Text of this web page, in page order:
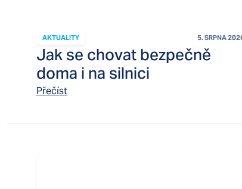
AKTUALITY 5. SRPNA
Jak se chovat bezpečně
doma i na silnici
Přečíst